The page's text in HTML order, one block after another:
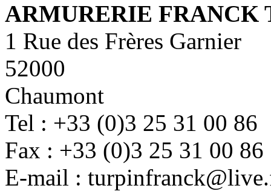
ARMURERIE FRANCK
1 Rue des Frères Garnier
52000
Chaumont
Tel : +33 (0)3 25 31 00 86
Fax : +33 (0)3 25 31 00 86
E-mail :